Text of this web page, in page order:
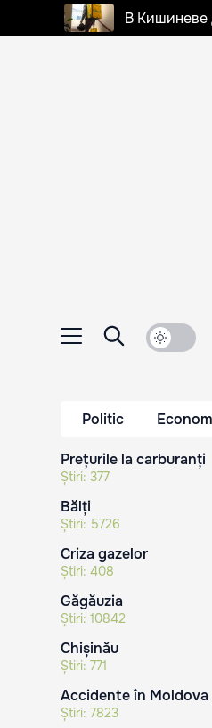
В Кишиневе
Politic
Prețurile la carburanți
Știri: 377
Bălți
Știri: 5726
Criza gazelor
Știri: 408
Găgăuzia
Știri: 10842
Chișinău
Știri: 771
Accidente în Moldova
Știri: 7823